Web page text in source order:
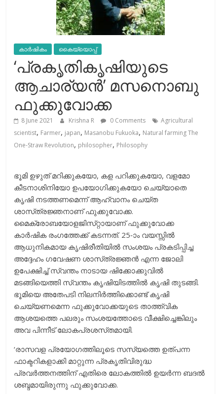
കാർഷികം കൈയ്യൊപ്പ്
‘പ്രകൃതികൃഷിയുടെ
ആചാര്യന്‍’ മസനൊബു
ഫുക്കുവോക്ക
8 June 2021 Krishna R 0 Comments
Agricultural
scientist, Farmer, japan, Masanobu Fukuoka, Natural farming The
One-Straw Revolution, philosopher, Philosophy
ഭൂമി ഉഴുത് മറിക്കുകയോ, കള പറിക്കുകയോ, വള‌മോ
കീടനാശിനിയോ ഉപയോഗിക്കുകയോ ചെയ്യാതെ
കൃഷി നടത്തണമെന്ന് ആഹ്വാനം ചെയ്‌ത
ശാസ്‌ത്രജ്ഞനാണ് ഫുക്കുവോക്ക.
മൈക്രോബയോളജിസ്‌റ്റായാണ് ഫുക്കുവോക്ക
കാർഷിക രംഗത്തേക്ക് കടന്നത്. 25-‍ാം വയസ്സിൽ
ആധുനികമായ കൃഷിരീതിയിൽ സംശയം പ്രകടിപ്പിച്ച
അദ്ദേഹം ഗവേഷണ ശാസ്‌ത്രജ്ഞൻ എന്ന ജോലി
ഉപേക്ഷിച്ച് സ്വന്തം നാടായ ‌ഷിക്കോക്കുവിൽ
മടങ്ങിയെത്തി സ്വന്തം കൃഷിയിടത്തിൽ കൃഷി തുടങ്ങി.
ഭൂമിയെ അതേപടി നിലനിർത്തിക്കൊണ്ട് കൃഷി
ചെയ്യണമെന്ന ഫുക്കുവോക്കയുടെ താത്ത്വിക
ആശയത്തെ പലരും സംശയത്തോടെ വീക്ഷിച്ചെങ്കിലും
അവ പിന്നീട് ലോകപ്രശസ്‌തമായി.
‘രാസവള പ്രയോഗത്തിലൂടെ സസ്യത്തെ ഉത്‌പന്ന
ഫാക്ടറികളാക്കി മാറ്റുന്ന പ്രകൃതിവിരുദ്ധ
പ്രവര്‍ത്തനത്തിന്‌ എതിരെ ലോകത്തില്‍ ഉയര്‍ന്ന ബദല്‍
ശബ്ദമായിരുന്നു ഫുക്കുവോക്ക.